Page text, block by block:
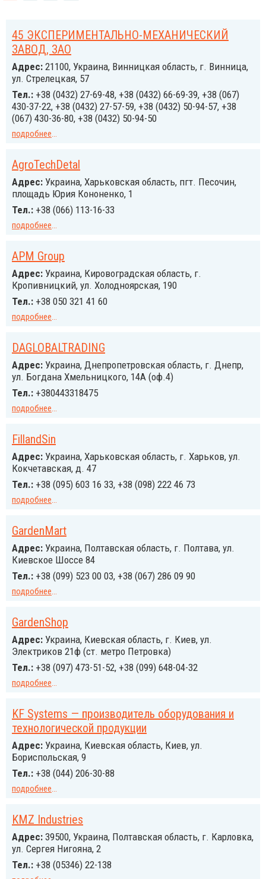
45 ЭКСПЕРИМЕНТАЛЬНО-МЕХАНИЧЕСКИЙ
ЗАВОД, ЗАО
Адрес: 21100, Украина, Винницкая область, г. Винница,
ул. Стрелецкая, 57
Тел.: +38 (0432) 27-69-48, +38 (0432) 66-69-39, +38 (067)
430-37-22, +38 (0432) 27-57-59, +38 (0432) 50-94-57, +38
(067) 430-36-80, +38 (0432) 50-94-50
подробнее...
AgroTechDetal
Адрес: Украина, Харьковская область, пгт. Песочин,
площадь Юрия Кононенко, 1
Тел.: +38 (066) 113-16-33
подробнее...
APM Group
Адрес: Украина, Кировоградская область, г.
Кропивницкий, ул. Холодноярская, 190
Тел.: +38 050 321 41 60
подробнее...
DAGLOBALTRADING
Адрес: Украина, Днепропетровская область, г. Днепр,
ул. Богдана Хмельницкого, 14А (оф.4)
Тел.: +380443318475
подробнее...
FillandSin
Адрес: Украина, Харьковская область, г. Харьков, ул.
Кокчетавская, д. 47
Тел.: +38 (095) 603 16 33, +38 (098) 222 46 73
подробнее...
GardenMart
Адрес: Украина, Полтавская область, г. Полтава, ул.
Киевское Шоссе 84
Тел.: +38 (099) 523 00 03, +38 (067) 286 09 90
подробнее...
GardenShop
Адрес: Украина, Киевская область, г. Киев, ул.
Электриков 21ф (ст. метро Петровка)
Тел.: +38 (097) 473-51-52, +38 (099) 648-04-32
подробнее...
KF Systems — производитель оборудования и
технологической продукции
Адрес: Украина, Киевская область, Киев, ул.
Бориспольская, 9
Тел.: +38 (044) 206-30-88
подробнее...
KMZ Industries
Адрес: 39500, Украина, Полтавская область, г. Карловка,
ул. Сергея Нигояна, 2
Тел.: +38 (05346) 22-138